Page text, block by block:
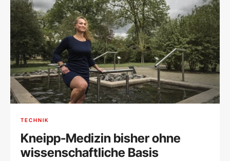
TECHNIK
Kneipp-Medizin bisher ohne
wissenschaftliche Basis